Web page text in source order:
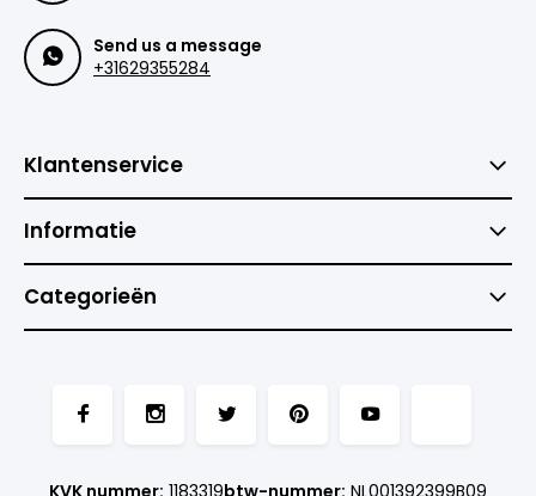
Send us a message
+31629355284
Klantenservice
Informatie
Categorieën
KVK nummer: 1183319btw-nummer: NL001392399B09